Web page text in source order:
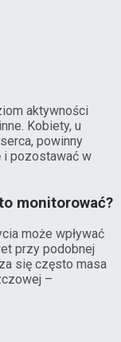
aktywności
Kobiety, u
powinny
i pozostawać w
monitorować?
może wpływać
przy podobnej
się często masa
–